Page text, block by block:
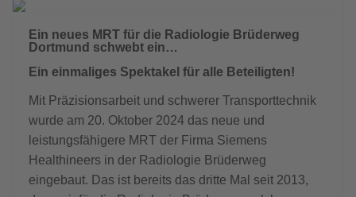
Ein neues MRT für die Radiologie Brüderweg
Dortmund schwebt ein…
Ein einmaliges Spektakel für alle Beteiligten!
Mit Präzisionsarbeit und schwerer Transporttechnik
wurde am 20. Oktober 2024 das neue und
leistungsfähigere MRT der Firma Siemens
Healthineers in der Radiologie Brüderweg
eingebaut. Das ist bereits das dritte Mal seit 2013,